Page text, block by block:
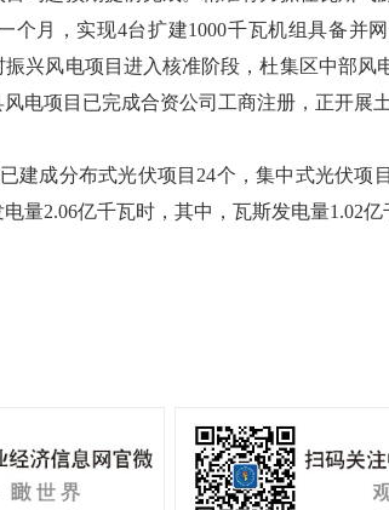
个月，实现4台扩建1000千瓦机组具备并
兴风电项目进入核准阶段，杜集区中部风
电项目已完成合资公司工商注册，正开展
成分布式光伏项目24个，集中式光伏项
量2.06亿千瓦时，其中，瓦斯发电量1.02